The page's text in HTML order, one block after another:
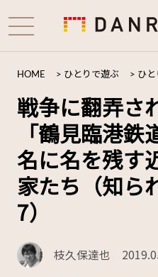
HOME > ひとりで遊ぶ > ひと
戦争に翻弄さ
「鶴見臨港
名に名を残す
家たち（知ら
7）
枝久保達也